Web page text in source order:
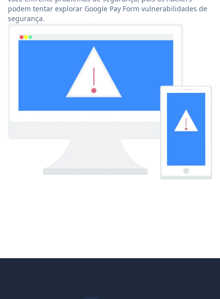
podem tentar explorar Google Pay Form vulnerabilidades de
segurança.